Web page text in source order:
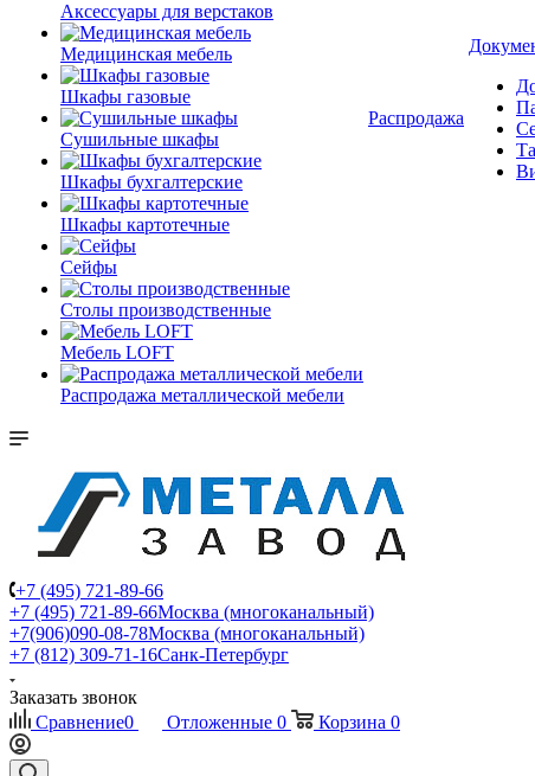
Аксессуары для верстаков
Медицинская мебель
Шкафы газовые
Сушильные шкафы
Шкафы бухгалтерские
Шкафы картотечные
Сейфы
Столы производственные
Мебель LOFT
Распродажа металлической мебели
Распродажа
+7 (495) 721-89-66
+7 (495) 721-89-66Москва (многоканальный)
+7(906)090-08-78Москва (многоканальный)
+7 (812) 309-71-16Санк-Петербург
Заказать звонок
Сравнение0 Отложенные 0 Корзина 0